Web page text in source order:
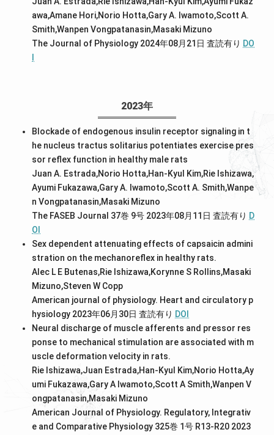
awa,Amane Hori,Norio Hotta,Gary A. Iwamoto,Scott A.
Smith,Wanpen Vongpatanasin,Masaki Mizuno
The Journal of Physiology 2024年08月21日査読有り DO
I
2023年
Blockade of endogenous insulin receptor signaling in t
he nucleus tractus solitarius potentiates exercise pres
sor reflex function in healthy male rats
Juan A. Estrada,Norio Hotta,Han‐Kyul Kim,Rie Ishizawa,
Ayumi Fukazawa,Gary A. Iwamoto,Scott A. Smith,Wanpe
n Vongpatanasin,Masaki Mizuno
The FASEB Journal 37巻 9号 2023年08月11日査読有り D
OI
Sex dependent attenuating effects of capsaicin admini
stration on the mechanoreflex in healthy rats.
Alec L E Butenas,Rie Ishizawa,Korynne S Rollins,Masaki
Mizuno,Steven W Copp
American journal of physiology. Heart and circulatory p
hysiology 2023年06月30日査読有り DOI
Neural discharge of muscle afferents and pressor res
ponse to mechanical stimulation are associated with m
uscle deformation velocity in rats.
Rie Ishizawa,Juan Estrada,Han-Kyul Kim,Norio Hotta,Ay
umi Fukazawa,Gary A Iwamoto,Scott A Smith,Wanpen V
ongpatanasin,Masaki Mizuno
American Journal of Physiology. Regulatory, Integrativ
e and Comparative Physiology 325巻 1号 R13-R20 2023